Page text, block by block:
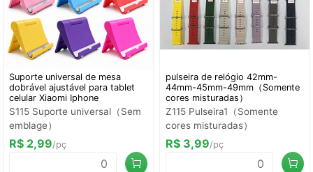
Suporte universal de mesa
dobrável ajustável para tablet
celular Xiaomi Iphone
S115 Suporte universal（Sem
emblage）
R$ 2,99/pç
pulseira de relógio 42mm-
44mm-45mm-49mm（Somente
cores misturadas）
Z115 Pulseira1（Somente
cores misturadas）
R$ 3,99/pç